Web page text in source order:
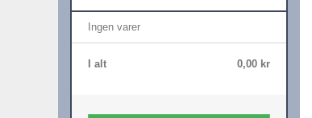
Ingen varer
0,00 kr
I alt